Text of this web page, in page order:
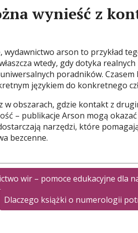
wynieść z
wydawnictwo arson to przykład
wtedy, gdy dotyka
poradników.
językiem do konkretnego
w obszarach, gdzie kontakt z
– publikacje Arson mogą
narzędzi, które
bezcenne.
wir – pomoce edukacyjne dla
Dlaczego książki o numerologii